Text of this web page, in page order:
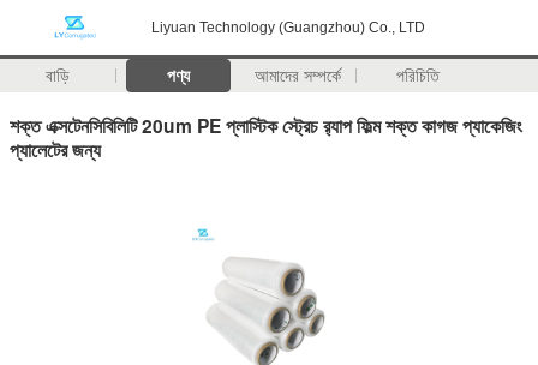
Liyuan Technology (Guangzhou) Co., LTD
বাড়ি পণ্য আমাদের সম্পর্কে পরিচিতি
শক্ত এক্সটেনসিবিলিটি 20um PE প্লাস্টিক স্ট্রেচ র‍্যাপ ফিল্ম শক্ত কাগজ প্যাকেজিং
প্যালেটের জন্য